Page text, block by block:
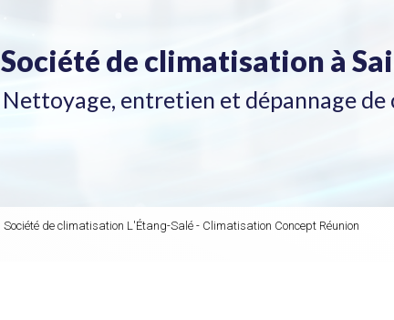
Société de climatisation à
Nettoyage, entretien et dépannage
Société de climatisation L'Étang-Salé - Climatisation Concept Réunion